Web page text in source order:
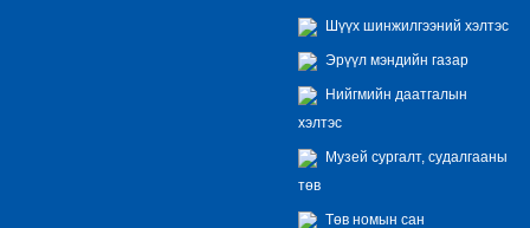
Шүүх шинжилгээний хэлтэс
Эрүүл мэндийн газар
Нийгмийн даатгалын
хэлтэс
Музей сургалт, судалгааны
төв
Төв номын сан